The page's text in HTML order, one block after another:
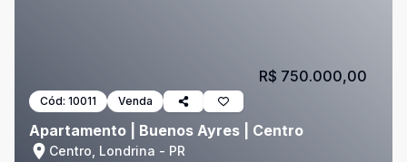
Cód: 10011 Venda
Apartamento | Buenos Ayres | Centro
Centro, Londrina - PR
R$ 750.000,00